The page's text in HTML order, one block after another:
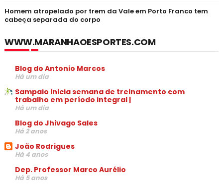
Homem atropelado por trem da Vale em Porto Franco tem
cabeça separada do corpo
WWW.MARANHAOESPORTES.COM
Blog do Antonio Marcos
Há um dia
Sampaio inicia semana de treinamento com
trabalho em período integral |
Há um dia
Blog do Jhivago Sales
Há 2 anos
João Rodrigues
Há 4 anos
Dep. Professor Marco Aurélio
Há 5 anos